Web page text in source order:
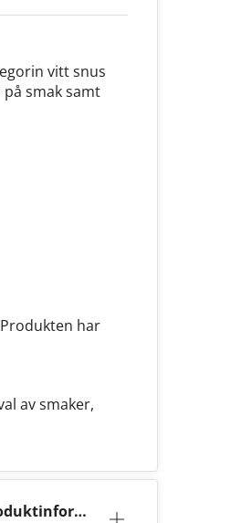
vitt snus
smak samt
har
av smaker,